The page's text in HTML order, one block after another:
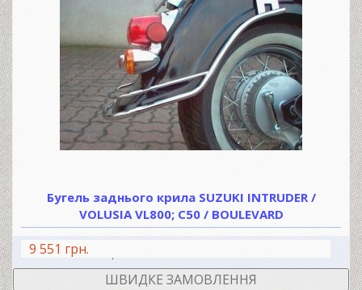
Бугель заднього крила SUZUKI INTRUDER /
VOLUSIA VL800; C50 / BOULEVARD
9 551 грн.
ШВИДКЕ ЗАМОВЛЕННЯ